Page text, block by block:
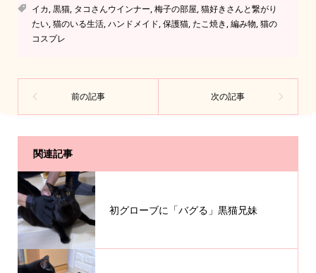
イカ,黒猫, タコさんウインナー,梅子の部屋,猫好きさんと繋がり
たい,猫のいる生活,ハンドメイド,保護猫,たこ焼き,編み物,猫の
コスプレ
関連記事
初グローブに「バグる」黒猫兄妹